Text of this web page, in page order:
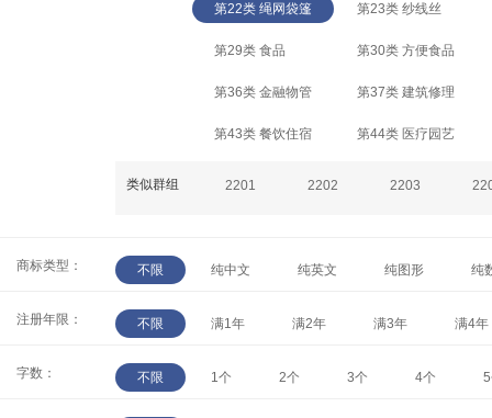
第22类 绳网袋篷 第23类 纱线丝
第29类 食品 第30类 方便食品
第36类 金融物管 第37类 建筑修理
第43类 餐饮住宿 第44类 医疗园艺
类似群组 2201 2202 2203
商标类型： 不限 纯中文 纯英文 纯图形 纯
注册年限： 不限 满1年 满2年 满3年 满4年
字数： 不限 1个 2个 3个 4个